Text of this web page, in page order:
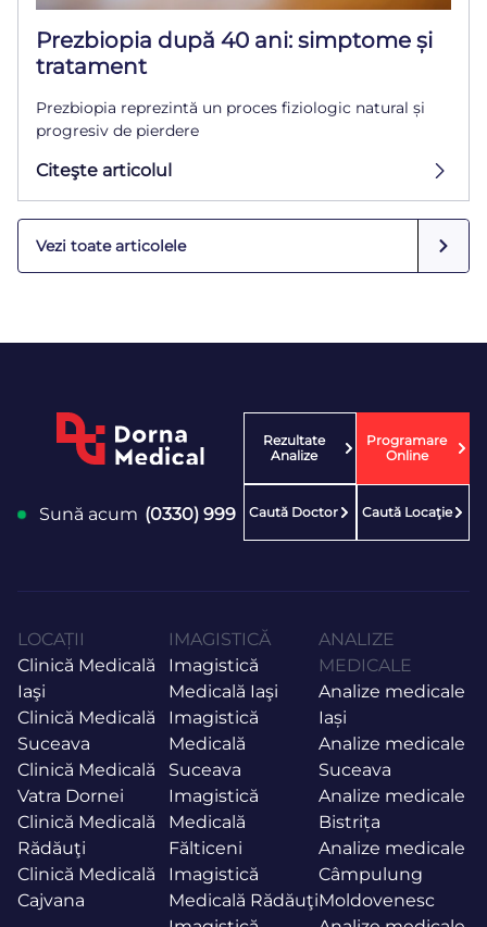
Prezbiopia după 40 ani: simptome și
tratament
Prezbiopia reprezintă un proces fiziologic natural și
progresiv de pierdere
Citeşte articolul
Vezi toate articolele
Sună acum (0330) 999
Rezultate
Analize
Programare
Online
Caută Doctor Caută Locaţie
LOCAȚII
Clinică Medicală
Iaşi
Clinică Medicală
Suceava
Clinică Medicală
Vatra Dornei
Clinică Medicală
Rădăuţi
Clinică Medicală
Cajvana
IMAGISTICĂ
Imagistică
Medicală Iaşi
Imagistică
Medicală
Suceava
Imagistică
Medicală
Fălticeni
Imagistică
Medicală Rădăuţi
ANALIZE
MEDICALE
Analize medicale
Iași
Analize medicale
Suceava
Analize medicale
Bistrița
Analize medicale
Câmpulung
Moldovenesc